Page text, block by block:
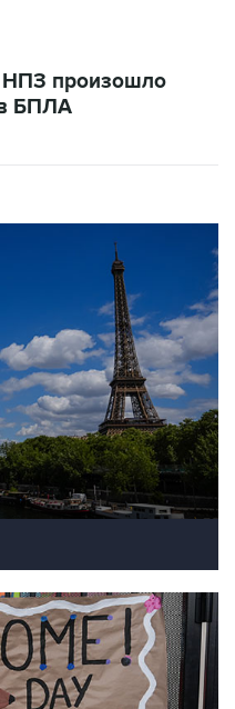
НПЗ произошло
БПЛА